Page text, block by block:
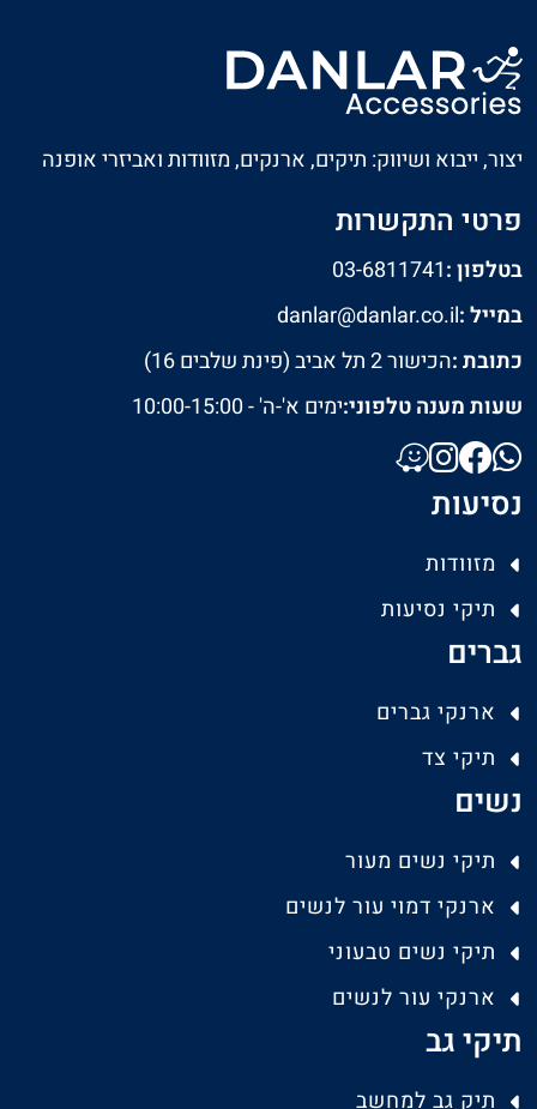
יצור, ייבוא ושיווק: תיקים, ארנקים, מזוודות ואביזרי אופנה
פרטי התקשרות
בטלפון :03-6811741
במייל :danlar@danlar.co.il
כתובת :הכישור 2 תל אביב (פינת שלבים 16)
שעות מענה טלפוני:ימים א'-ה' - 10:00-15:00
נסיעות
מזוודות
תיקי נסיעות
גברים
ארנקי גברים
תיקי צד
נשים
תיקי נשים מעור
ארנקי דמוי עור לנשים
תיקי נשים טבעוני
ארנקי עור לנשים
תיקי גב
תיק גב למחשב